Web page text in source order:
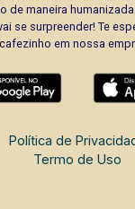
de maneira
se surpreender! Te
cafezinho em nossa
Política de
Termo de Uso